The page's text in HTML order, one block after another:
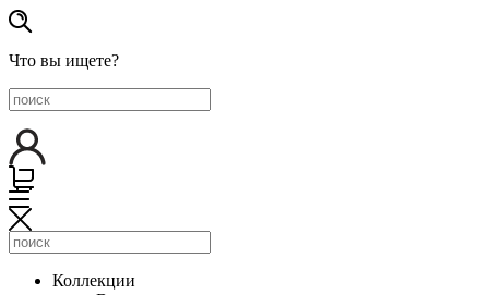
Что вы ищете?
Коллекции